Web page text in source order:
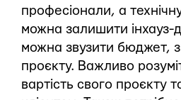
професіонали, а
можна залишити інхауз-
можна звузити бюджет,
проєкту. Важливо
вартість свого проєкту